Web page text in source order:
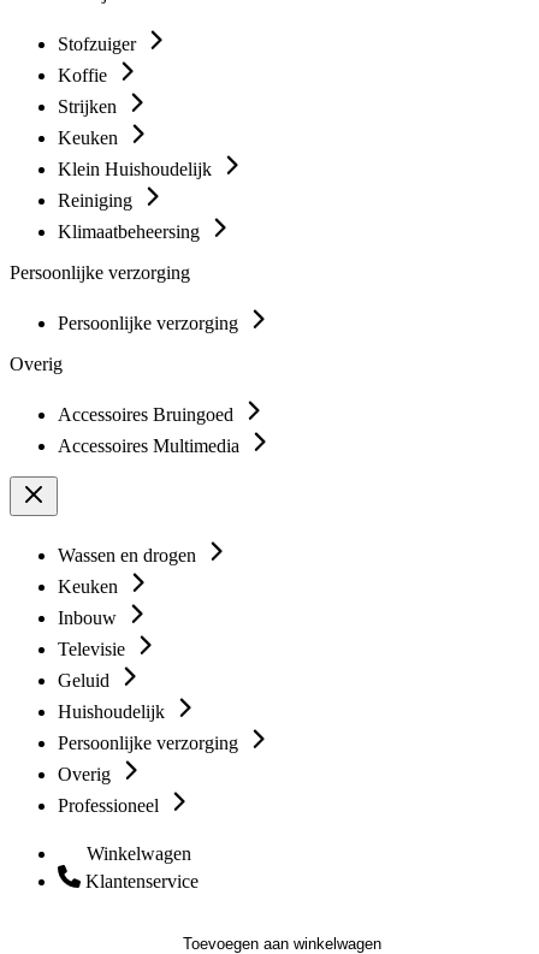
Stofzuiger
Koffie
Strijken
Keuken
Klein Huishoudelijk
Reiniging
Klimaatbeheersing
Persoonlijke verzorging
Persoonlijke verzorging
Overig
Accessoires Bruingoed
Accessoires Multimedia
Wassen en drogen
Keuken
Inbouw
Televisie
Geluid
Huishoudelijk
Persoonlijke verzorging
Overig
Professioneel
Winkelwagen
Klantenservice
Toevoegen aan winkelwagen